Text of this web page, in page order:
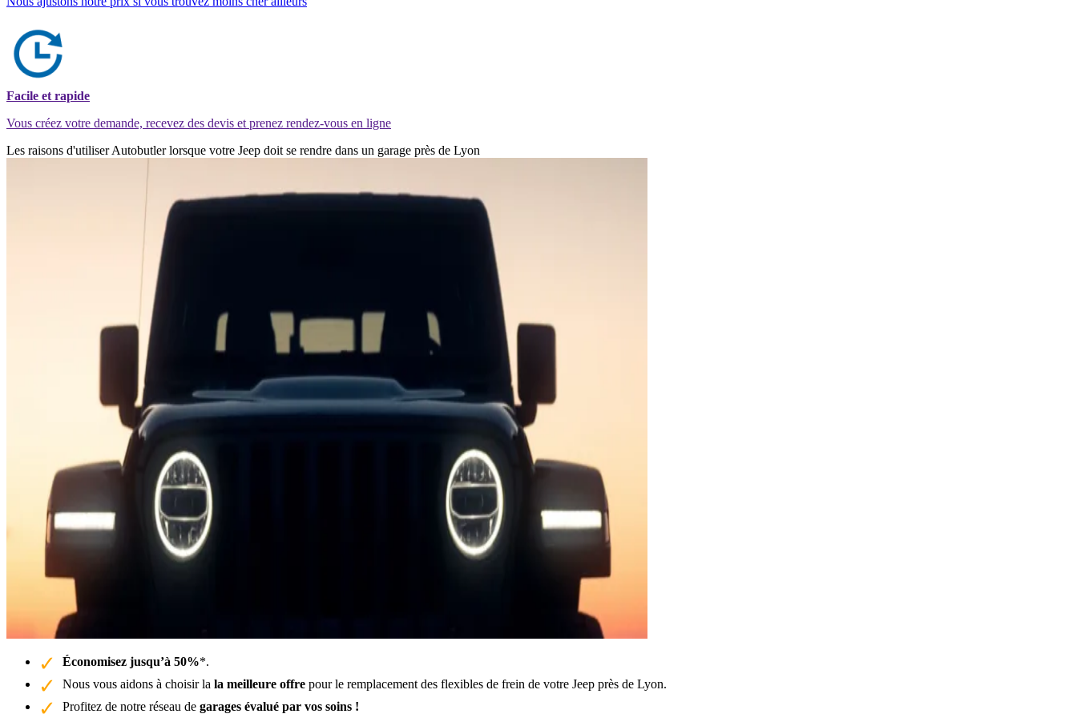
Facile et rapide
Vous créez votre demande, recevez des devis et prenez rendez-vous en ligne
Les raisons d'utiliser Autobutler lorsque votre Jeep doit se rendre dans un garage près de Lyon
Économisez jusqu’à 50%*.
Nous vous aidons à choisir la la meilleure offre pour le remplacement des flexibles de frein de votre Jeep près de Lyon.
Profitez de notre réseau de garages évalué par vos soins !